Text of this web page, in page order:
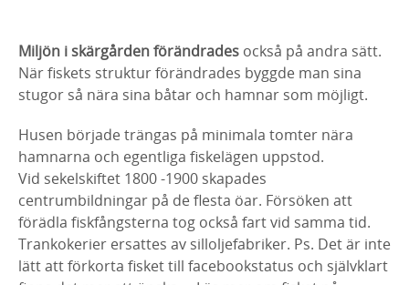
Miljön i skärgården förändrades också på andra sätt.
När fiskets struktur förändrades byggde man sina
stugor så nära sina båtar och hamnar som möjligt.
Husen började trängas på minimala tomter nära
hamnarna och egentliga fiskelägen uppstod.
Vid sekelskiftet 1800 -1900 skapades
centrumbildningar på de flesta öar. Försöken att
förädla fiskfångsterna tog också fart vid samma tid.
Trankokerier ersattes av silloljefabriker. Ps. Det är inte
lätt att förkorta fisket till facebookstatus och självklart